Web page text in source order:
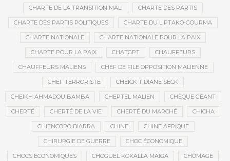
CHARTE DE LA TRANSITION MALI CHARTE DES PARTIS
CHARTE DES PARTIS POLITIQUES CHARTE DU LIPTAKO-GOURMA
CHARTE NATIONALE CHARTE NATIONALE POUR LA PAIX
CHARTE POUR LA PAIX CHATGPT CHAUFFEURS
CHAUFFEURS MALIENS CHEF DE FILE OPPOSITION MALIENNE
CHEF TERRORISTE CHEICK TIDIANE SECK
CHEIKH AHMADOU BAMBA CHEPTEL MALIEN CHÈQUE GÉANT
CHERTÉ CHERTÉ DE LA VIE CHERTÉ DU MARCHÉ CHICHA
CHIENCORO DIARRA CHINE CHINE AFRIQUE
CHIRURGIE DE GUERRE CHOC ÉCONOMIQUE
CHOCS ÉCONOMIQUES CHOGUEL KOKALLA MAÏGA CHÔMAGE